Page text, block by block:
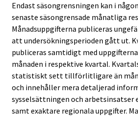
Endast säsongrensningen kan i
senaste säsongrensade månatliga
Månadsuppgifterna publiceras
att undersökningsperioden gått ut.
publiceras samtidigt med
månaden i respektive kvartal.
statistiskt sett tillförlitligare än
och innehåller mera detaljerad
sysselsättningen och arbetsinsatser
samt exaktare regionala uppgifter.